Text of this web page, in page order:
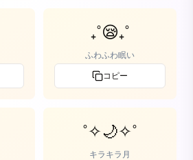
₊˚😪₊˚
ふわふわ眠い
コピー
˚✧🌙✧˚
キラキラ月